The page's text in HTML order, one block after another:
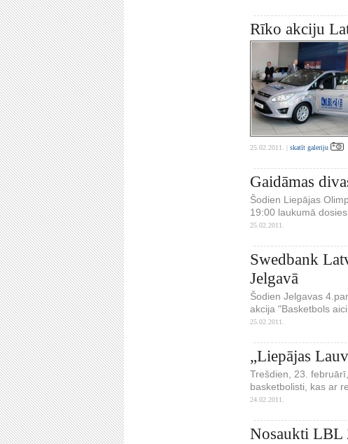
Rīko akciju
25.02.2011. | skatīt galeriju
Gaidāmas
Šodien Liepājas
19:00 laukumā
25.02.2011.
Swedbank
Jelgavā
Šodien Jelgavas
akcija "Basketbols
25.02.2011.
„Liepājas
Trešdien, 23.
basketbolisti, kas ar
24.02.2011.
Nosaukti LBL